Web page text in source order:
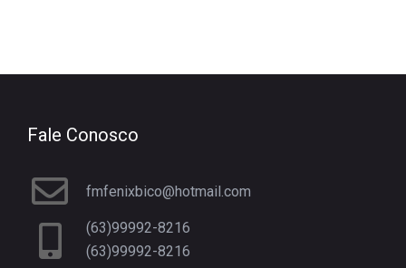
Fale Conosco
fmfenixbico@hotmail.com
(63)99992-8216
(63)99992-8216